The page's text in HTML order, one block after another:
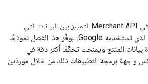
من المفاهيم الأساسية في Merchant API التمييز بين البيانات التي
ترسلها والمنتج النهائي الذي تستخدمه Google. يوفّر هذا الفصل نموذجًا
بيانات المنتج ويمنحك تحكّمًا أكثر دقة في
واجهة برمجة التطبيقات ذلك من خلال موردَين